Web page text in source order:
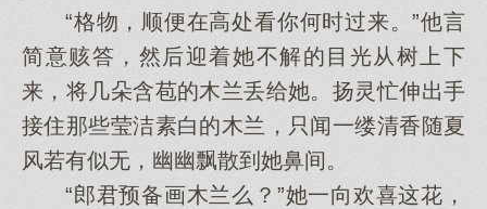
“格物，顺便在高处看你何时过来。”他言
简意赅答，然后迎着她不解的目光从树上下
来，将几朵含苞的木兰丢给她。扬灵忙伸出手
接住那些莹洁素白的木兰，只闻一缕清香随夏
风若有似无，幽幽飘散到她鼻间。
“郎君预备画木兰么？”她一向欢喜这花，